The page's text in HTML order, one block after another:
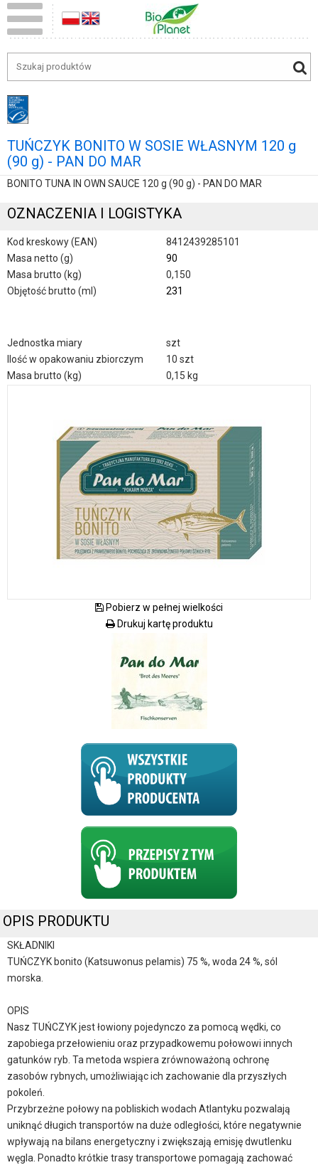
TUŃCZYK BONITO W SOSIE WŁASNYM 120 g
(90 g) - PAN DO MAR
BONITO TUNA IN OWN SAUCE 120 g (90 g) - PAN DO MAR
OZNACZENIA I LOGISTYKA
Kod kreskowy (EAN)
8412439285101
Masa netto (g)
90
Masa brutto (kg)
0,150
Objętość brutto (ml)
231
Jednostka miary
szt
Ilość w opakowaniu zbiorczym
10 szt
Masa brutto (kg)
0,15 kg
Pobierz w pełnej wielkości
Drukuj kartę produktu
OPIS PRODUKTU
SKŁADNIKI
TUŃCZYK bonito (Katsuwonus pelamis) 75 %, woda 24 %, sól
morska.
OPIS
Nasz TUŃCZYK jest łowiony pojedynczo za pomocą wędki, co
zapobiega przełowieniu oraz przypadkowemu połowowi innych
gatunków ryb. Ta metoda wspiera zrównoważoną ochronę
zasobów rybnych, umożliwiając ich zachowanie dla przyszłych
pokoleń.
Przybrzeżne połowy na pobliskich wodach Atlantyku pozwalają
uniknąć długich transportów na duże odległości, które negatywnie
wpływają na bilans energetyczny i zwiększają emisję dwutlenku
węgla. Ponadto krótkie trasy transportowe pomagają zachować